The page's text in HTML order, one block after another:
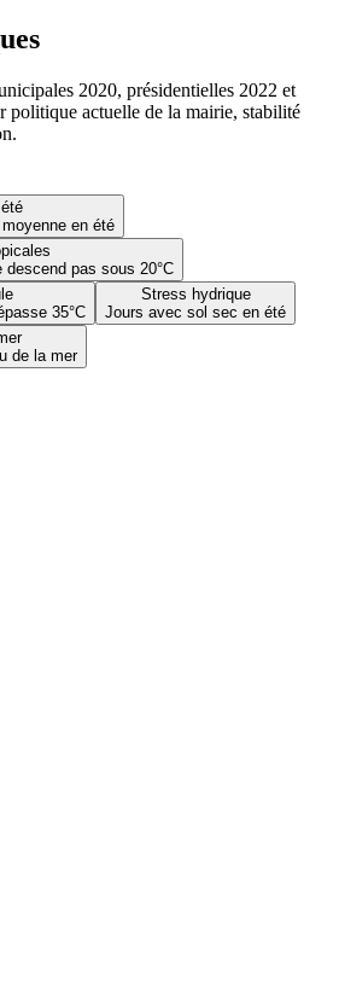
en été
descend pas sous 20°C
35°C
Stress hydrique
Jours avec sol sec en été
de la mer
2020, présidentielles 2022 et
politique actuelle de la mairie, stabilité